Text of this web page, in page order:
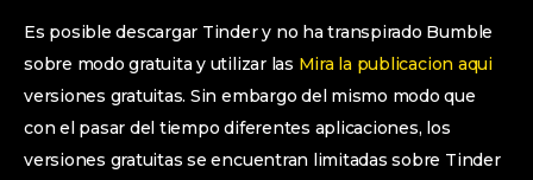
Es posible descargar Tinder y no ha transpirado Bumble
sobre modo gratuita y utilizar las Mira la publicacion aqui
versiones gratuitas. Sin embargo del mismo modo que
con el pasar del tiempo diferentes aplicaciones, los
versiones gratuitas se encuentran limitadas sobre Tinder